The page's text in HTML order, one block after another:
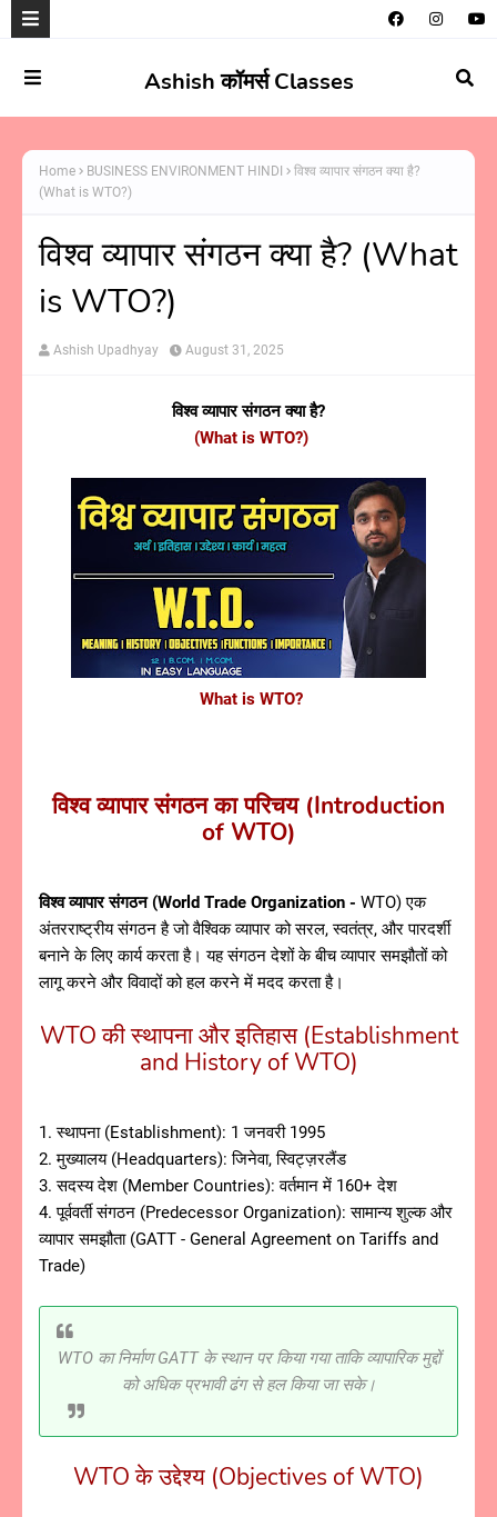
Ashish कॉमर्स Classes
Home BUSINESS ENVIRONMENT HINDI
विश्व व्यापार संगठन क्या है?
(What is WTO?)
विश्व व्यापार संगठन क्या है? (What
is WTO?)
Ashish Upadhyay August 31, 2025
विश्व व्यापार संगठन क्या है?
(What is WTO?)
What is WTO?
विश्व व्यापार संगठन का परिचय (Introduction
of WTO)
विश्व व्यापार संगठन (World Trade Organization - WTO) एक
अंतरराष्ट्रीय संगठन है जो वैश्विक व्यापार को सरल, स्वतंत्र, और पारदर्शी
बनाने के लिए कार्य करता है। यह संगठन देशों के बीच व्यापार समझौतों को
लागू करने और विवादों को हल करने में मदद करता है।
WTO की स्थापना और इतिहास (Establishment
and History of WTO)
1. स्थापना (Establishment): 1 जनवरी 1995
2. मुख्यालय (Headquarters): जिनेवा, स्विट्ज़रलैंड
3. सदस्य देश (Member Countries): वर्तमान में 160+ देश
4. पूर्ववर्ती संगठन (Predecessor Organization): सामान्य शुल्क और
व्यापार समझौता (GATT - General Agreement on Tariffs and
Trade)
WTO का निर्माण GATT के स्थान पर किया गया ताकि व्यापारिक मुद्दों
को अधिक प्रभावी ढंग से हल किया जा सके।
WTO के उद्देश्य (Objectives of WTO)